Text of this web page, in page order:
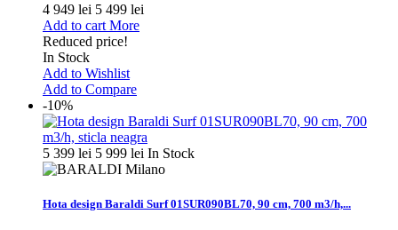
4 949 lei 5 499 lei
Add to cart More
Reduced price!
In Stock
Add to Wishlist
Add to Compare
-10%
5 399 lei 5 999 lei In Stock
Hota design Baraldi Surf 01SUR090BL70, 90 cm, 700 m3/h,...